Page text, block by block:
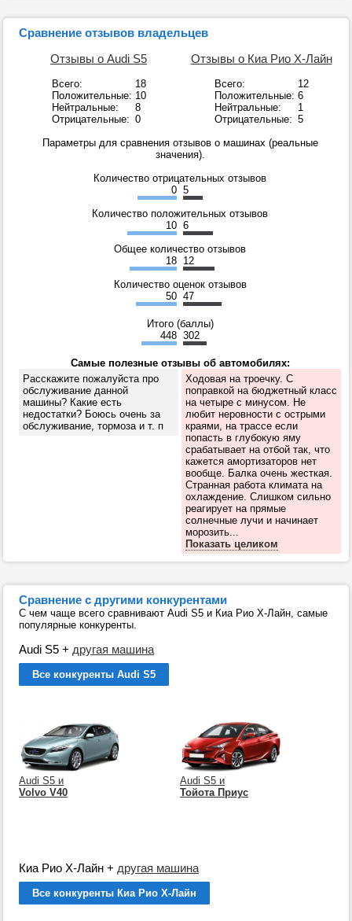
Сравнение отзывов владельцев
Отзывы о Audi S5
Всего:
18
Положительные: 10
Нейтральные:
8
Отрицательные: 0
Отзывы о Киа Рио Х-Лайн
Всего:
12
Положительные: 6
Нейтральные:
1
Отрицательные: 5
Параметры для сравнения отзывов о машинах (реальные
значения).
Количество отрицательных отзывов
0 5
Количество положительных отзывов
10 6
Общее количество отзывов
18 12
Количество оценок отзывов
50 47
Итого (баллы)
448 302
Самые полезные отзывы об автомобилях:
Расскажите пожалуйста про
обслуживание данной
машины? Какие есть
недостатки? Боюсь очень за
обслуживание, тормоза и т. п
Ходовая на троечку. С
поправкой на бюджетный класс
на четыре с минусом. Не
любит неровности с острыми
краями, на трассе если
попасть в глубокую яму
срабатывает на отбой так, что
кажется амортизаторов нет
вообще. Балка очень жесткая.
Странная работа климата на
охлаждение. Слишком сильно
реагирует на прямые
солнечные лучи и начинает
морозить...
Показать целиком
Сравнение с другими конкурентами
С чем чаще всего сравнивают Audi S5 и Киа Рио Х-Лайн, самые
популярные конкуренты.
Audi S5 + другая машина
Все конкуренты Audi S5
Audi S5 и
Volvo V40
Audi S5 и
Тойота Приус
Киа Рио Х-Лайн + другая машина
Все конкуренты Киа Рио Х-Лайн